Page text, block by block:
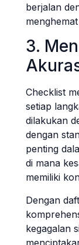
berjalan
3.
Checklist
setiap
dilakukan
dengan
penting
di mana
memiliki
Dengan
kegagalan